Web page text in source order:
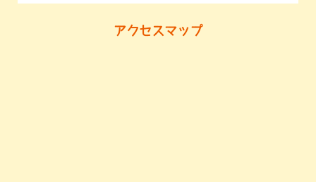
アクセスマップ